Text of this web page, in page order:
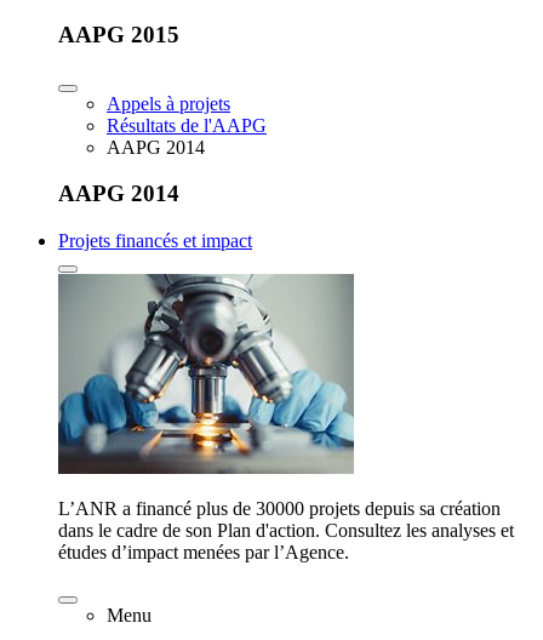
AAPG 2015
Appels à projets
Résultats de l'AAPG
AAPG 2014
AAPG 2014
Projets financés et impact
L’ANR a financé plus de 30000 projets depuis sa création
dans le cadre de son Plan d'action. Consultez les analyses et
études d’impact menées par l’Agence.
Menu